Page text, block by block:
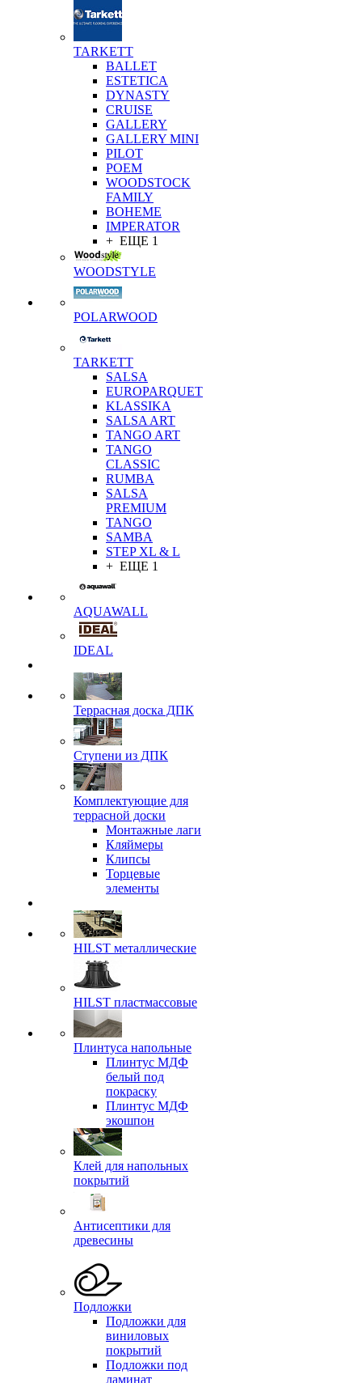
TARKETT
BALLET
ESTETICA
DYNASTY
CRUISE
GALLERY
GALLERY MINI
PILOT
POEM
WOODSTOCK
FAMILY
BOHEME
IMPERATOR
+ ЕЩЕ 1
WOODSTYLE
POLARWOOD
TARKETT
SALSA
EUROPARQUET
KLASSIKA
SALSA ART
TANGO ART
TANGO
CLASSIC
RUMBA
SALSA
PREMIUM
TANGO
SAMBA
STEP XL & L
+ ЕЩЕ 1
AQUAWALL
IDEAL
Террасная доска ДПК
Ступени из ДПК
Комплектующие для
террасной доски
Монтажные лаги
Кляймеры
Клипсы
Торцевые
элементы
HILST металлические
HILST пластмассовые
Плинтуса напольные
Плинтус МДФ
белый под
покраску
Плинтус МДФ
экошпон
Клей для напольных
покрытий
Антисептики для
древесины
Подложки
Подложки для
виниловых
покрытий
Подложки под
ламинат